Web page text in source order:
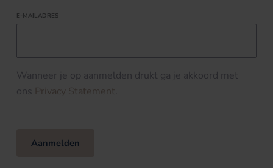
E-MAILADRES
Wanneer je op aanmelden drukt ga je akkoord met
ons Privacy Statement.
Aanmelden